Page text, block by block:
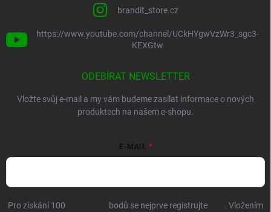
brandit_store.cz
https://www.youtube.com/channel/UCkHYgwVzWr3_sgc3-
KEXGtw
ODEBÍRAT NEWSLETTER
Vložte svůj e-mail a my vám budeme zasílat informace o nových
produktech na našem e-shopu.
E-MAIL
Pro získání 100 bodů se nejprve registrujte
. Vložením